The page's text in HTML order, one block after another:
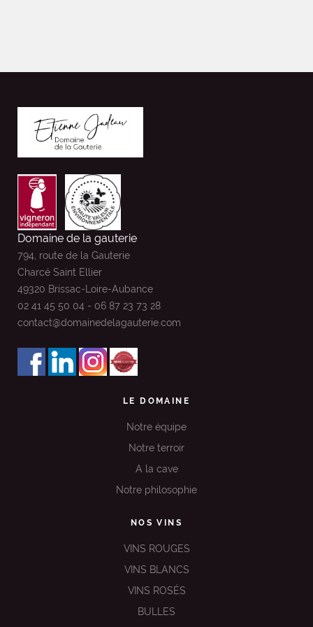
Domaine de la gauterie
794, route de la Gauterie
Charcé Saint Ellier
49320 Brissac-Loire-Aubance
02 41 45 50 04 - 06 87 23 73 28
contact@domainedelagauterie.com
LE DOMAINE
Notre équipe
Notre terroir
A la cave
Notre philosophie
NOS VINS
VINS ROUGES
VINS BLANCS
VINS ROSÉS
BULLES